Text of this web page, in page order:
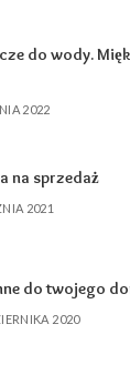
do wody.
2022
na sprzedaż
2021
do twojego
2020